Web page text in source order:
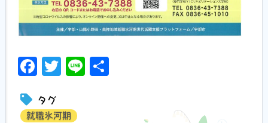
Facebook
Twitter
Line
タグ
就職氷河期